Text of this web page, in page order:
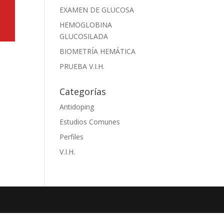
EXAMEN DE GLUCOSA
HEMOGLOBINA
GLUCOSILADA
BIOMETRÍA HEMÁTICA
PRUEBA V.I.H.
Categorías
Antidoping
Estudios Comunes
Perfiles
V.I.H.